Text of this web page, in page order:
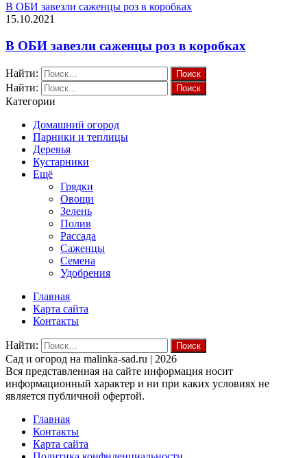
В ОБИ завезли саженцы роз в коробках
15.10.2021
В ОБИ завезли саженцы роз в коробках
Найти:
Найти:
Категории
Домашний огород
Парники и теплицы
Деревья
Кустарники
Ещё
Грядки
Овощи
Зелень
Полив
Рассада
Саженцы
Семена
Удобрения
Главная
Карта сайта
Контакты
Найти:
Cад и огород на malinka-sad.ru | 2026
Вся представленная на сайте информация носит
информационный характер и ни при каких условиях не
является публичной офертой.
Главная
Контакты
Карта сайта